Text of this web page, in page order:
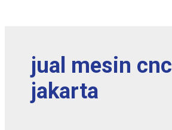
jual mesin cnc
jakarta